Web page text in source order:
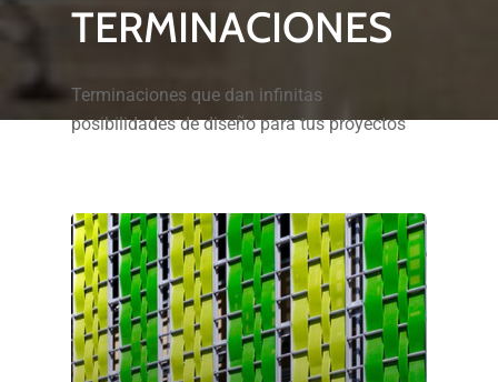
TERMINACIONES
Terminaciones que dan infinitas
posibilidades de diseño para tus proyectos